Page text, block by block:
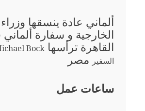
ألماني عادة ينسقها
الخارجية و سفارة
القاهرة ترأسها
السفير
مصر
ساعات عمل